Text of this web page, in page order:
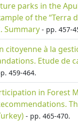
parks in the
of the “Terra
Summary - pp. 457-
citoyenne à la
Etude de
459-464.
in Forest
- pp. 465-470.